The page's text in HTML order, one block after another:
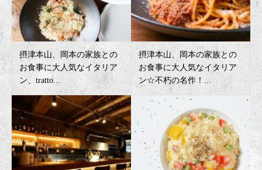
摂津本山、岡本の家族との
お食事に大人気なイタリア
ン、tratto...
摂津本山、岡本の家族との
お食事に大人気なイタリア
ン☆不朽の名作！...